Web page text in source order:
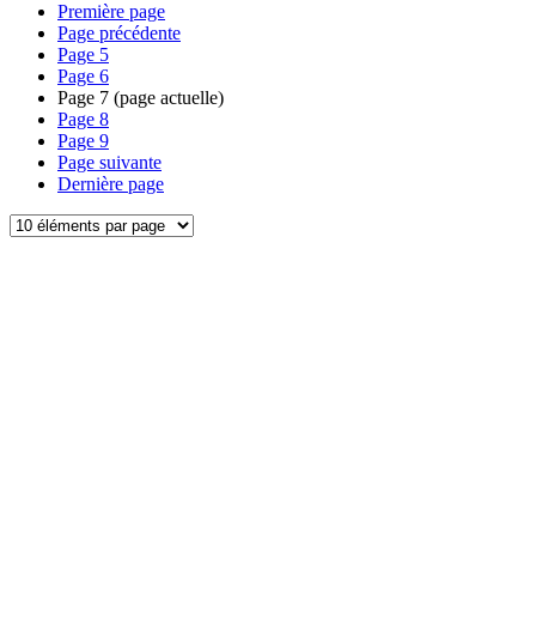
Première page
Page précédente
Page 5
Page 6
Page 7 (page actuelle)
Page 8
Page 9
Page suivante
Dernière page